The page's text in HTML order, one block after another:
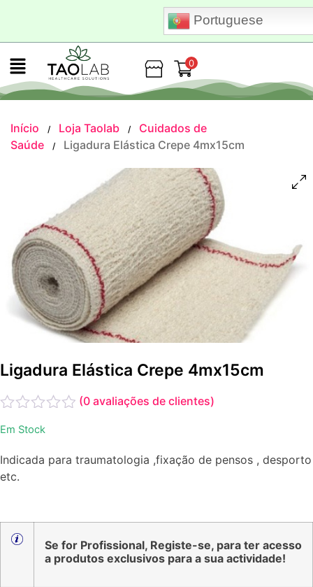
Portuguese
Loja
0
Início / Loja Taolab /
Cuidados de
Saúde
/ Ligadura Elástica Crepe 4mx15cm
Ligadura Elástica Crepe 4mx15cm
0
5
(0 avaliações de clientes)
Em Stock
Indicada para traumatologia ,fixação de pensos , desporto
etc.
Se for Profissional, Registe-se, para ter acesso
a produtos exclusivos para a sua actividade!